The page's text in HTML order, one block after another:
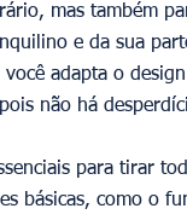
mas também
e da sua
adapta o
não há
para tirar
básicas, como o